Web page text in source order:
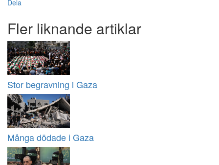
Dela
Fler liknande artiklar
Stor begravning i Gaza
Många dödade i Gaza